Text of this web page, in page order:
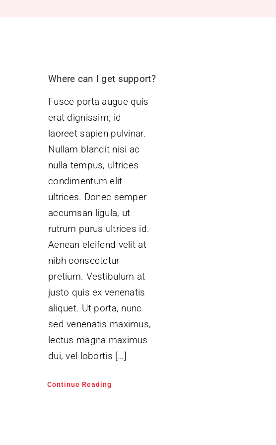
Where can I get support?
Fusce porta augue quis
erat dignissim, id
laoreet sapien pulvinar.
Nullam blandit nisi ac
nulla tempus, ultrices
condimentum elit
ultrices. Donec semper
accumsan ligula, ut
rutrum purus ultrices id.
Aenean eleifend velit at
nibh consectetur
pretium. Vestibulum at
justo quis ex venenatis
aliquet. Ut porta, nunc
sed venenatis maximus,
lectus magna maximus
dui, vel lobortis […]
Continue Reading